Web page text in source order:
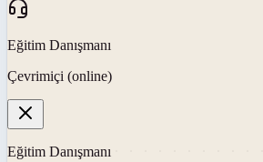
Eğitim Danışmanı
Çevrimiçi (online)
Eğitim Danışmanı